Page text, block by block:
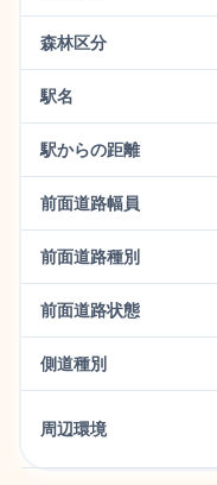
森林区分
駅名
駅からの距離
前面道路幅員
前面道路種別
前面道路状態
側道種別
周辺環境